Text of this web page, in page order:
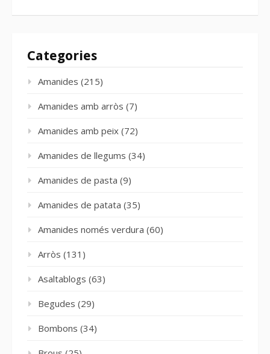
Categories
Amanides (215)
Amanides amb arròs (7)
Amanides amb peix (72)
Amanides de llegums (34)
Amanides de pasta (9)
Amanides de patata (35)
Amanides només verdura (60)
Arròs (131)
Asaltablogs (63)
Begudes (29)
Bombons (34)